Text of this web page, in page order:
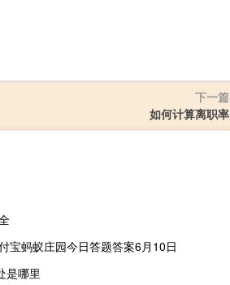
下一篇
如何计算离职率
宝蚂蚁庄园今日答题答案6月10日
是哪里